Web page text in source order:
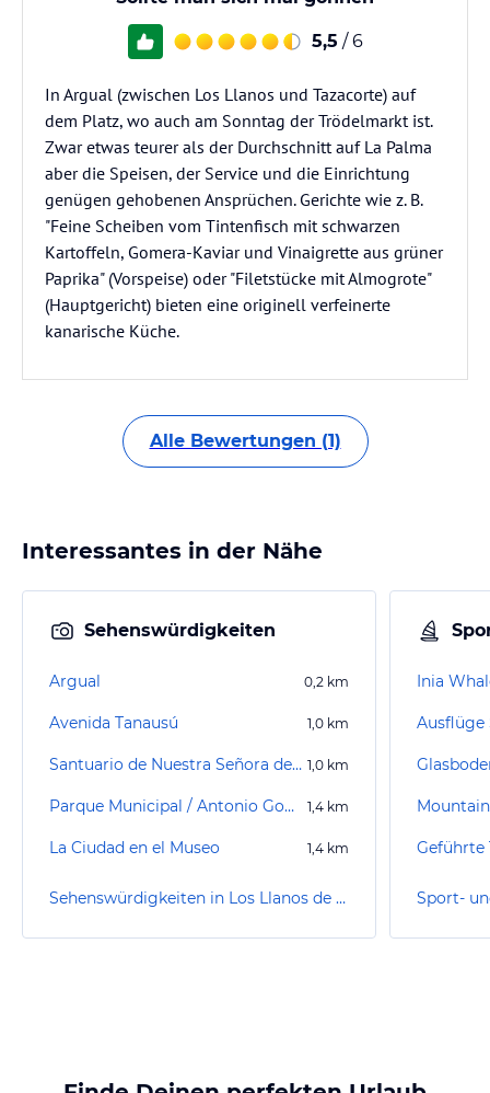
5,5 / 6
In Argual (zwischen Los Llanos und Tazacorte) auf
dem Platz, wo auch am Sonntag der Trödelmarkt ist.
Zwar etwas teurer als der Durchschnitt auf La Palma
aber die Speisen, der Service und die Einrichtung
genügen gehobenen Ansprüchen. Gerichte wie z. B.
"Feine Scheiben vom Tintenfisch mit schwarzen
Kartoffeln, Gomera-Kaviar und Vinaigrette aus grüner
Paprika" (Vorspeise) oder "Filetstücke mit Almogrote"
(Hauptgericht) bieten eine originell verfeinerte
kanarische Küche.
Alle Bewertungen (1)
Interessantes in der Nähe
Sehenswürdigkeiten
Argual 0,2 km
Avenida Tanausú 1,0 km
Santuario de Nuestra Señora de las Angustias 1,0 km
Parque Municipal / Antonio Gomez Felipe 1,4 km
La Ciudad en el Museo 1,4 km
Sehenswürdigkeiten in Los Llanos de Aridane
Inia
Geführte